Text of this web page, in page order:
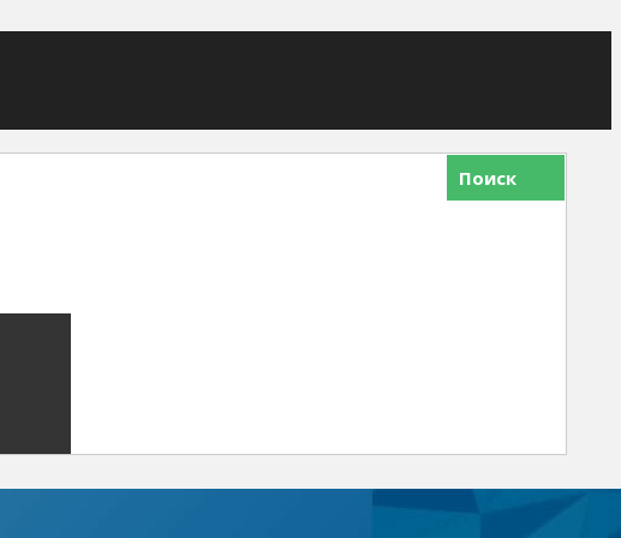
Поиск